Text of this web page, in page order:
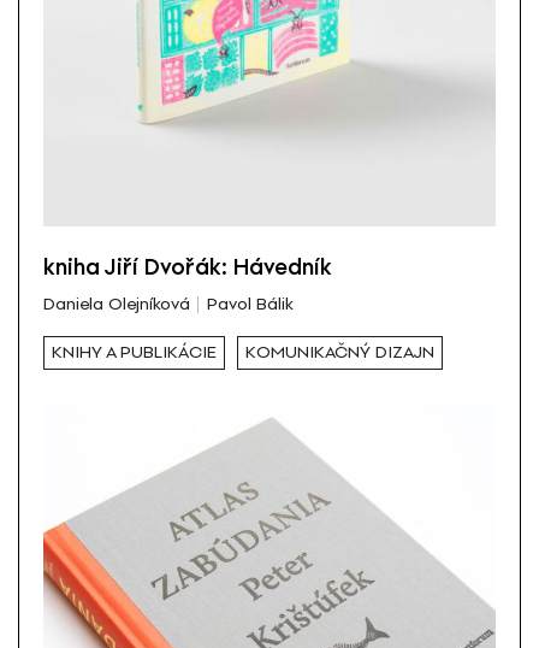
kniha Jiří Dvořák: Hávedník
Daniela Olejníková Pavol Bálik
KNIHY A PUBLIKÁCIE KOMUNIKAČNÝ DIZAJN